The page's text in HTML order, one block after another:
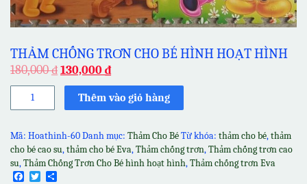
THẢM CHỐNG TRƠN CHO BÉ HÌNH HOẠT HÌNH
180,000₫ 130,000 ₫
Thảm
Cho
Bé
hình
hoạt
Thêm vào giỏ hàng
Mã: Hoathinh-60Danh mục: Thảm Cho BéTừ khóa: thảm cho bé,thảm
cho bé cao su,thảm cho bé Eva,Thảm chống trơn,Thảm chống trơn cao
su,Thảm Chống Trơn Cho Bé hình hoạt hình,Thảm chống trơn Eva
Facebook
Twitter